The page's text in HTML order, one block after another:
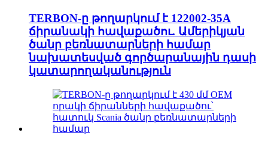
TERBON-ը թողարկում է 122002-35A
ճիրանակի հավաքածու. Ամերիկյան
ծանր բեռնատարների համար
նախատեսված գործարանային դասի
կատարողականություն